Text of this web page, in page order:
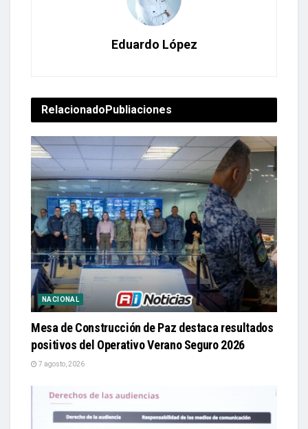
Eduardo López
Relacionado Publiaciones
NACIONAL
Mesa de Construcción de Paz destaca resultados
positivos del Operativo Verano Seguro 2026
7 agosto, 2026